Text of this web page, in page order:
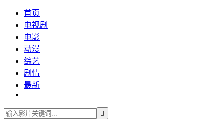
首页
电视剧
电影
动漫
综艺
剧情
最新
